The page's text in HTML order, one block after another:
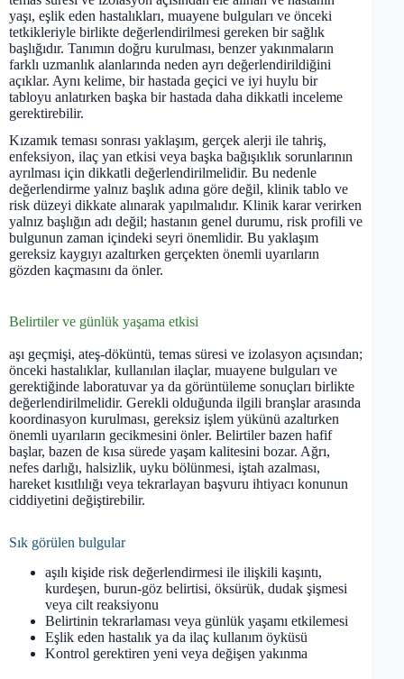
yaşı, eşlik eden hastalıkları, muayene bulguları ve önceki
tetkikleriyle birlikte değerlendirilmesi gereken bir sağlık
başlığıdır. Tanımın doğru kurulması, benzer yakınmaların
farklı uzmanlık alanlarında neden ayrı değerlendirildiğini
açıklar. Aynı kelime, bir hastada geçici ve iyi huylu bir
tabloyu anlatırken başka bir hastada daha dikkatli inceleme
gerektirebilir.
Kızamık teması sonrası yaklaşım, gerçek alerji ile tahriş,
enfeksiyon, ilaç yan etkisi veya başka bağışıklık sorunlarının
ayrılması için dikkatli değerlendirilmelidir. Bu nedenle
değerlendirme yalnız başlık adına göre değil, klinik tablo ve
risk düzeyi dikkate alınarak yapılmalıdır. Klinik karar verirken
yalnız başlığın adı değil; hastanın genel durumu, risk profili ve
bulgunun zaman içindeki seyri önemlidir. Bu yaklaşım
gereksiz kaygıyı azaltırken gerçekten önemli uyarıların
gözden kaçmasını da önler.
Belirtiler ve günlük yaşama etkisi
aşı geçmişi, ateş-döküntü, temas süresi ve izolasyon açısından;
önceki hastalıklar, kullanılan ilaçlar, muayene bulguları ve
gerektiğinde laboratuvar ya da görüntüleme sonuçları birlikte
değerlendirilmelidir. Gerekli olduğunda ilgili branşlar arasında
koordinasyon kurulması, gereksiz işlem yükünü azaltırken
önemli uyarıların gecikmesini önler. Belirtiler bazen hafif
başlar, bazen de kısa sürede yaşam kalitesini bozar. Ağrı,
nefes darlığı, halsizlik, uyku bölünmesi, iştah azalması,
hareket kısıtlılığı veya tekrarlayan başvuru ihtiyacı konunun
ciddiyetini değiştirebilir.
Sık görülen bulgular
aşılı kişide risk değerlendirmesi ile ilişkili kaşıntı,
kurdeşen, burun-göz belirtisi, öksürük, dudak şişmesi
veya cilt reaksiyonu
Belirtinin tekrarlaması veya günlük yaşamı etkilemesi
Eşlik eden hastalık ya da ilaç kullanım öyküsü
Kontrol gerektiren yeni veya değişen yakınma